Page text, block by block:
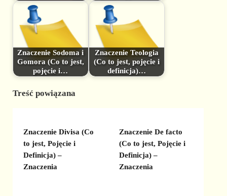
Znaczenie Sodoma i
Gomora (Co to jest,
pojęcie i…
Znaczenie Teologia
(Co to jest, pojęcie i
definicja)…
Treść powiązana
Znaczenie Divisa (Co
to jest, Pojęcie i
Definicja) –
Znaczenia
Znaczenie De facto
(Co to jest, Pojęcie i
Definicja) –
Znaczenia